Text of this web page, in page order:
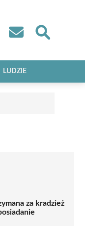
LUDZIE
za kradzież